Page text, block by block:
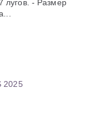
лугов. - Размер
2025